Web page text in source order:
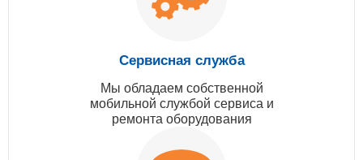
Сервисная служба
Мы обладаем собственной
мобильной службой сервиса и
ремонта оборудования